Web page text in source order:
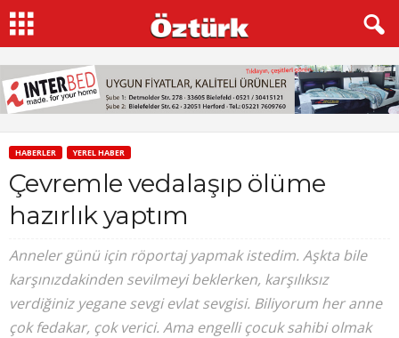
HABERLER YEREL HABER
Çevremle vedalaşıp ölüme
hazırlık yaptım
Anneler günü için röportaj yapmak istedim. Aşkta bile
karşınızdakinden sevilmeyi beklerken, karşılıksız
verdiğiniz yegane sevgi evlat sevgisi. Biliyorum her anne
çok fedakar, çok verici. Ama engelli çocuk sahibi olmak